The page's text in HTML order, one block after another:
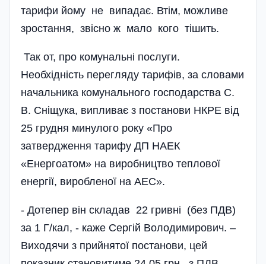
тарифи йому не випадає. Втім, можливе
зростання, звісно ж мало кого тішить.
Так от, про комунальні послуги.
Необхідність перегляду тарифів, за словами
начальника комунального господарства С.
В. Сніщука, випливає з постанови НКРЕ від
25 грудня минулого року «Про
затвердження тарифу ДП НАЕК
«Енергоатом» на виробництво теплової
енергії, виробленої на АЕС».
- Дотепер він складав 22 гривні (без ПДВ)
за 1 Г/кал, - каже Сергій Володимирович. –
Виходячи з прийнятої постанови, цей